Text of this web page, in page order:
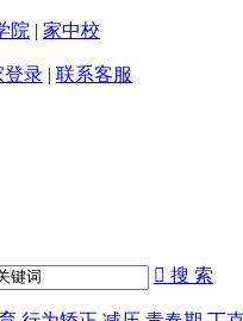
院 | 家中校
登录 | 联系客服
 搜 索